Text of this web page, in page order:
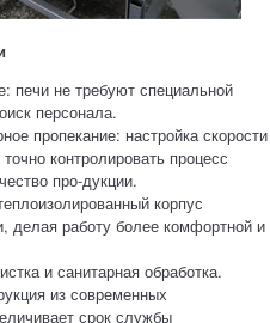
печи не требуют специальной
персонала.
пропекание: настройка скорости
контролировать процесс
про-дукции.
корпус
делая работу более комфортной и
и санитарная обработка.
из современных
срок службы